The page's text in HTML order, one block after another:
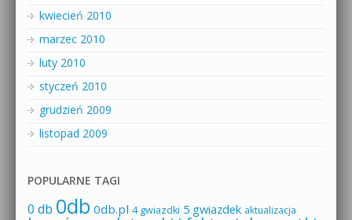
kwiecień 2010
marzec 2010
luty 2010
styczeń 2010
grudzień 2009
listopad 2009
POPULARNE TAGI
0 db 0db 0db.pl 4 gwiazdki 5 gwiazdek aktualizacja